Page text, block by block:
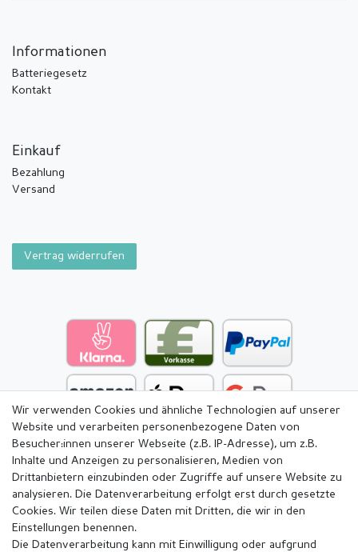
Informationen
Batteriegesetz
Kontakt
Einkauf
Bezahlung
Versand
Vertrag widerrufen
Wir verwenden Cookies und ähnliche Technologien auf unserer
Website und verarbeiten personenbezogene Daten von
Besucher:innen unserer Webseite (z.B. IP-Adresse), um z.B.
Inhalte und Anzeigen zu personalisieren, Medien von
Drittanbietern einzubinden oder Zugriffe auf unsere Website zu
analysieren. Die Datenverarbeitung erfolgt erst durch gesetzte
Cookies. Wir teilen diese Daten mit Dritten, die wir in den
Einstellungen benennen.
Die Datenverarbeitung kann mit Einwilligung oder aufgrund